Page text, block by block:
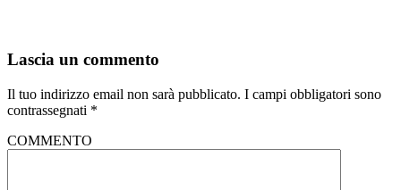
Lascia un commento
Il tuo indirizzo email non sarà pubblicato. I campi obbligatori sono
contrassegnati *
COMMENTO